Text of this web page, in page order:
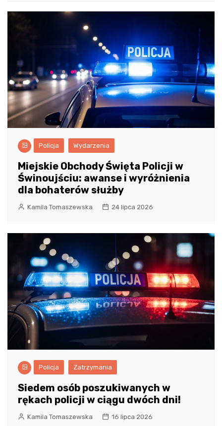
Policja Wydarzenia
Miejskie Obchody Święta Policji w
Świnoujściu: awanse i wyróżnienia
dla bohaterów służby
Kamila Tomaszewska 24 lipca 2026
Policja Zatrzymania
Siedem osób poszukiwanych w
rękach policji w ciągu dwóch dni!
Kamila Tomaszewska 16 lipca 2026